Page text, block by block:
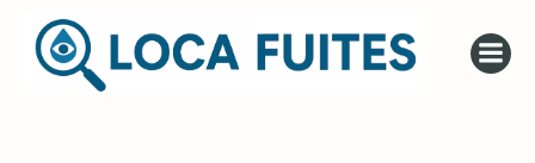
au
contenu